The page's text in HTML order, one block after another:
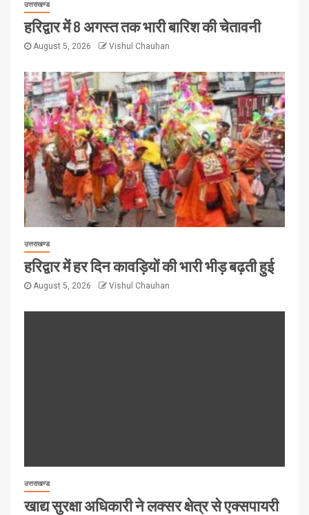
उत्तराखण्ड
हरिद्वार में 8 अगस्त तक भारी बारिश की चेतावनी
August 5, 2026 Vishul Chauhan
उत्तराखण्ड
हरिद्वार में हर दिन कावड़ियों की भारी भीड़ बढ़ती हुई
August 5, 2026 Vishul Chauhan
उत्तराखण्ड
खाद्य सुरक्षा अधिकारी ने लक्सर क्षेत्र से एक्सपायरी